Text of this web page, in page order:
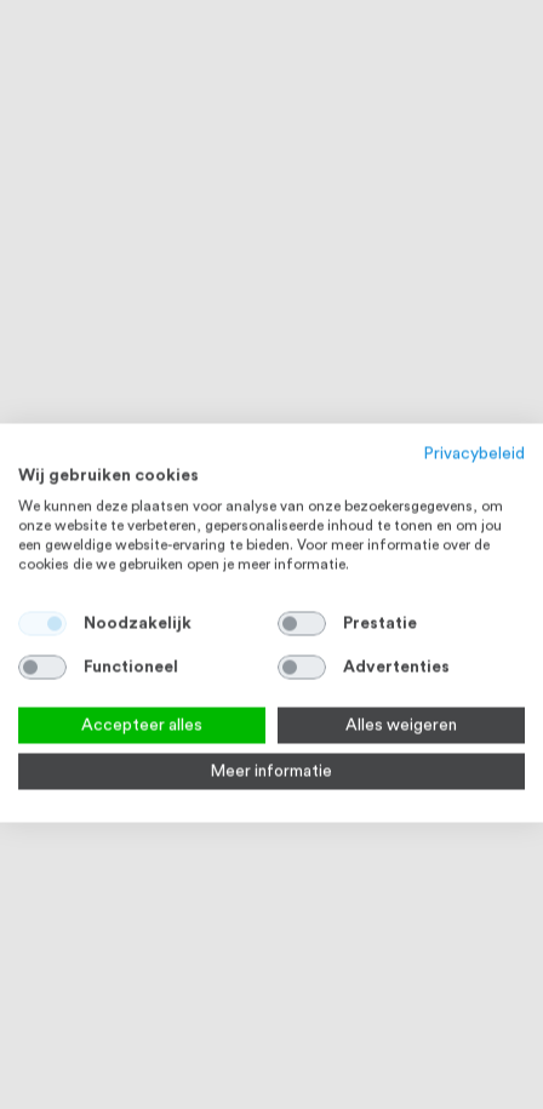
Privacybeleid
Wij gebruiken cookies
We kunnen deze plaatsen voor analyse van onze bezoekersgegevens, om
onze website te verbeteren, gepersonaliseerde inhoud te tonen en om jou
een geweldige website-ervaring te bieden. Voor meer informatie over de
cookies die we gebruiken open je meer informatie.
Noodzakelijk Prestatie
Functioneel Advertenties
Accepteer alles Alles weigeren
Meer informatie